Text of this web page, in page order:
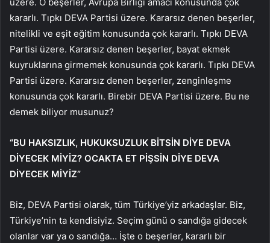
üzere. O beşerler, Avrupa Birliği amacı konusunda çok
kararlı. Tıpkı DEVA Partisi üzere. Kararsız denen beşerler,
nitelikli ve eşit eğitim konusunda çok kararlı. Tıpkı DEVA
Partisi üzere. Kararsız denen beşerler, bayat ekmek
kuyruklarına girmemek konusunda çok kararlı. Tıpkı DEVA
Partisi üzere. Kararsız denen beşerler, zenginleşme
konusunda çok kararlı. Birebir DEVA Partisi üzere. Bu ne
demek biliyor musunuz?
“BU HAKSIZLIK, HUKUKSUZLUK BİTSİN DİYE DEVA
DİYECEK MİYİZ? OCAKTA ET PİŞSİN DİYE DEVA
DİYECEK MİYİZ”
Biz, DEVA Partisi olarak, tüm Türkiye’yiz arkadaşlar. Biz,
Türkiye’nin ta kendisiyiz. Seçim günü o sandığa gidecek
olanlar var ya o sandığa… İşte o beşerler, kararlı bir